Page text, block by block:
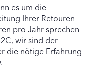
es um die
Ihrer Retouren
pro Jahr sprechen
wir sind der
die nötige Erfahrung